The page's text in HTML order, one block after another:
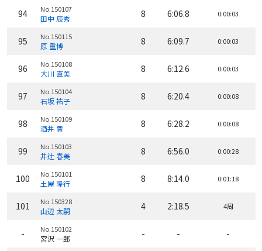
94 No.150107
田中 辰秀 8 6:06.8 0:00:03
95 No.150115
原 重博 8 6:09.7 0:00:03
96 No.150108
大川 直美 8 6:12.6 0:00:03
97 No.150104
石坂 祐子 8 6:20.4 0:00:08
98 No.150109
酒井 豊 8 6:28.2 0:00:08
99 No.150103
井辻 春美 8 6:56.0 0:00:28
100 No.150101
土屋 隆行 8 8:14.0 0:01:18
101 No.150328
山辺 太嗣 4 2:18.5 4周
- No.150102
宮沢 一郎 - - -